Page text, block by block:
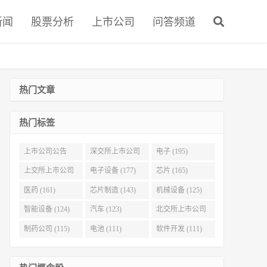
股票分析 上市公司 问答频道
热门文章
热门标签
上市公司公告
(321)
深交所上市公司
(215)
电子 (195)
上交所上市公司
(186)
电子设备 (177) 芯片 (165)
医药 (161) 芯片制造 (143) 机械设备 (125)
智能设备 (124) 汽车 (123) 北交所上市公司
(116)
制药公司 (115) 电池 (111) 软件开发 (111)